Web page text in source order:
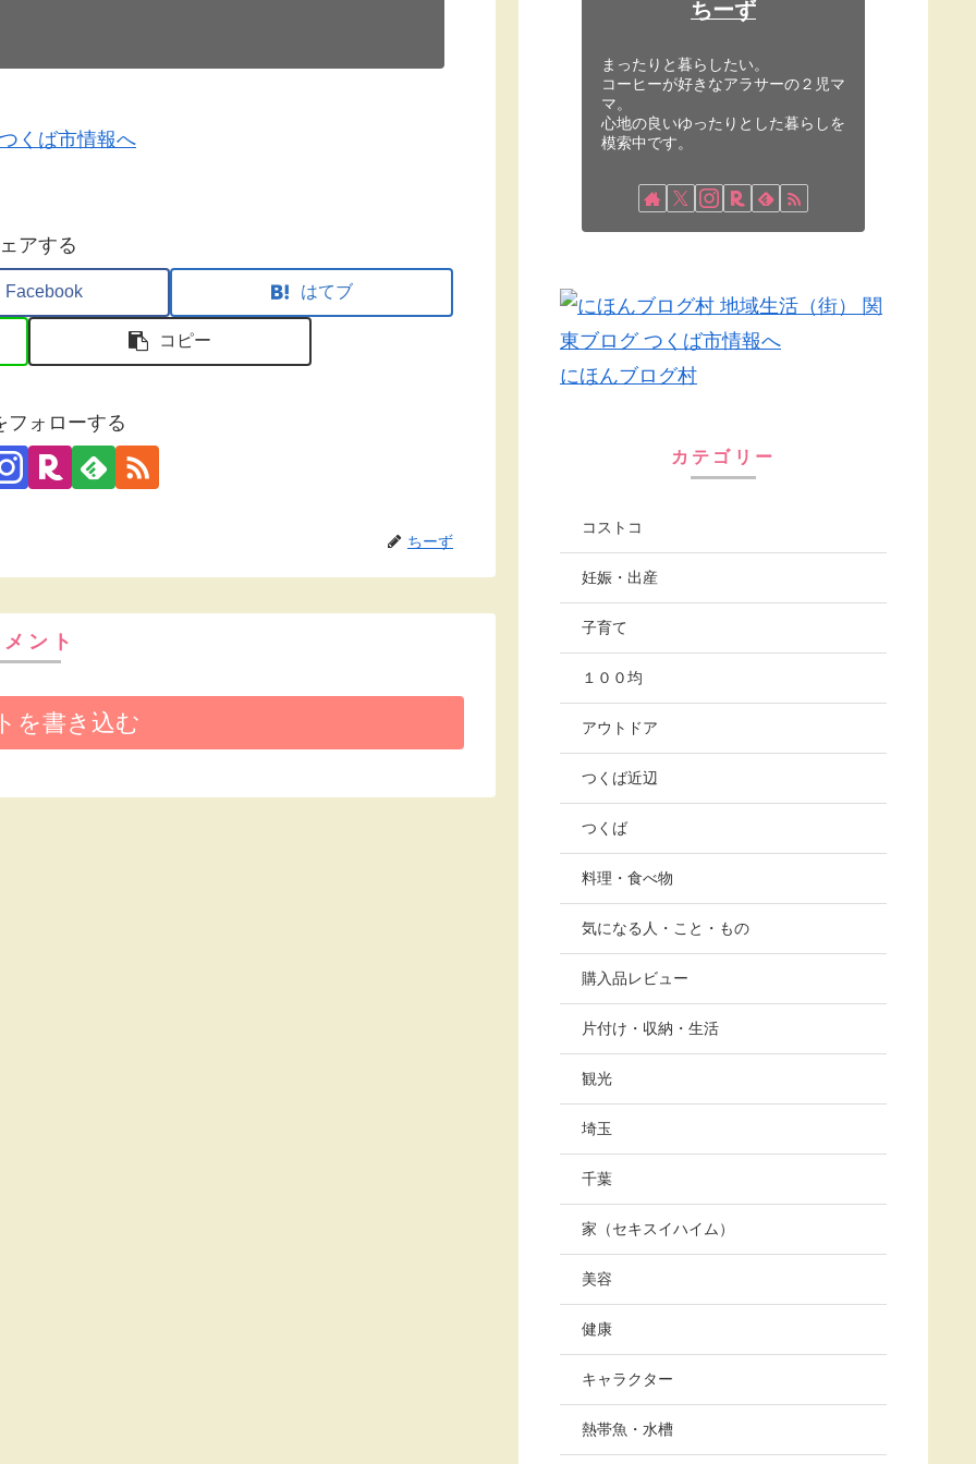
アする
Facebook はてブ
コピー
フォローする
ちーず
ント
を書き込む
ちーず
まったりと暮らしたい。
コーヒーが好きなアラサーの２児マ
マ。
心地の良いゆったりとした暮らしを
模索中です。
にほんブログ村
カテゴリー
コストコ
妊娠・出産
子育て
１００均
アウトドア
つくば近辺
つくば
料理・食べ物
気になる人・こと・もの
購入品レビュー
片付け・収納・生活
観光
埼玉
千葉
家（セキスイハイム）
美容
健康
キャラクター
熱帯魚・水槽